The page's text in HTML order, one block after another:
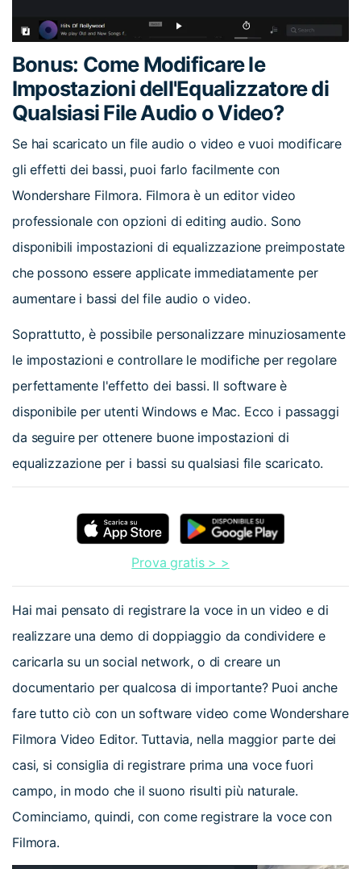
Bonus: Come Modificare le
Impostazioni dell'Equalizzatore di
Qualsiasi File Audio o Video?
Se hai scaricato un file audio o video e vuoi modificare
gli effetti dei bassi, puoi farlo facilmente con
Wondershare Filmora. Filmora è un editor video
professionale con opzioni di editing audio. Sono
disponibili impostazioni di equalizzazione preimpostate
che possono essere applicate immediatamente per
aumentare i bassi del file audio o video.
Soprattutto, è possibile personalizzare minuziosamente
le impostazioni e controllare le modifiche per regolare
perfettamente l'effetto dei bassi. Il software è
disponibile per utenti Windows e Mac. Ecco i passaggi
da seguire per ottenere buone impostazioni di
equalizzazione per i bassi su qualsiasi file scaricato.
Prova gratis > >
Hai mai pensato di registrare la voce in un video e di
realizzare una demo di doppiaggio da condividere e
caricarla su un social network, o di creare un
documentario per qualcosa di importante? Puoi anche
fare tutto ciò con un software video come Wondershare
Filmora Video Editor. Tuttavia, nella maggior parte dei
casi, si consiglia di registrare prima una voce fuori
campo, in modo che il suono risulti più naturale.
Cominciamo, quindi, con come registrare la voce con
Filmora.